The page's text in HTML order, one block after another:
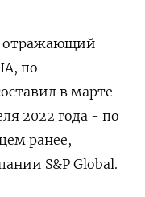
отражающий
по
в марте
2022 года - по
ранее,
S&P Global.